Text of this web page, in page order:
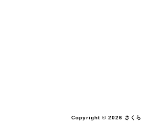
Copyright © 2026 さく